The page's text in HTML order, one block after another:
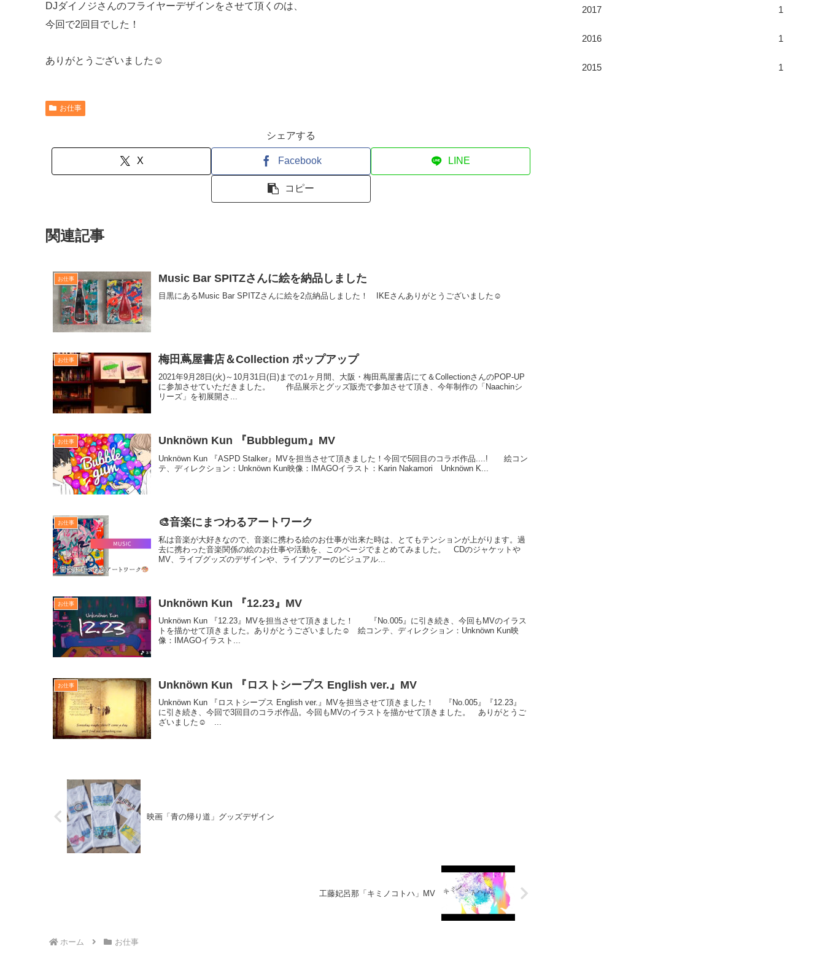
DJダイノジさんのフライヤーデザインをさせて頂くのは、
今回で2回目でした！
ありがとうございました☺︎
お仕事
シェアする
X Facebook LINE
コピー
関連記事
お仕事 Music Bar SPITZさんに絵を納品しました
目黒にあるMusic Bar SPITZさんに絵を2点納品しました！ IKEさんありがとうございました☺︎
お仕事 梅田蔦屋書店＆Collection ポップアップ
2021年9月28日(火)～10月31日(日)までの1ヶ月間、大阪・梅田蔦屋書店にて＆CollectionさんのPOP-UP
に参加させていただきました。 作品展示とグッズ販売で参加させて頂き、今年制作の「Naachinシ
リーズ」を初展開さ...
お仕事 Unknöwn Kun 『Bubblegum』MV
Unknöwn Kun 『ASPD Stalker』MVを担当させて頂きました！今回で5回目のコラボ作品....! 絵コン
テ、ディレクション：Unknöwn Kun映像：IMAGOイラスト：Karin Nakamori Unknöwn K...
お仕事 🎨音楽にまつわるアートワーク
私は音楽が大好きなので、音楽に携わる絵のお仕事が出来た時は、とてもテンションが上がります。過
去に携わった音楽関係の絵のお仕事や活動を、このページでまとめてみました。 CDのジャケットや
MV、ライブグッズのデザインや、ライブツアーのビジュアル...
お仕事 Unknöwn Kun 『12.23』MV
Unknöwn Kun 『12.23』MVを担当させて頂きました！ 『No.005』に引き続き、今回もMVのイラス
トを描かせて頂きました。ありがとうございました☺︎ 絵コンテ、ディレクション：Unknöwn Kun映
像：IMAGOイラスト...
お仕事 Unknöwn Kun 『ロストシープス English ver.』MV
Unknöwn Kun 『ロストシープス English ver.』MVを担当させて頂きました！ 『No.005』『12.23』
に引き続き、今回で3回目のコラボ作品。今回もMVのイラストを描かせて頂きました。 ありがとうご
ざいました☺︎ ...
映画「青の帰り道」グッズデザイン
工藤妃呂那「キミノコトハ」MV
ホーム お仕事
2017 1
2016 1
2015 1